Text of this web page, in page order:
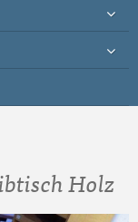
Holz